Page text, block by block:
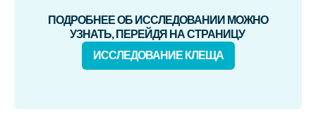
ПОДРОБНЕЕ ОБ ИССЛЕДОВАНИИ МОЖНО
УЗНАТЬ, ПЕРЕЙДЯ НА СТРАНИЦУ
ИССЛЕДОВАНИЕ КЛЕЩА